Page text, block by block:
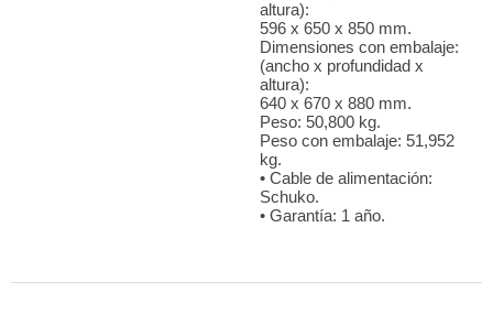
altura):
596 x 650 x 850 mm.
Dimensiones con embalaje:
(ancho x profundidad x
altura):
640 x 670 x 880 mm.
Peso: 50,800 kg.
Peso con embalaje: 51,952
kg.
• Cable de alimentación:
Schuko.
• Garantía: 1 año.